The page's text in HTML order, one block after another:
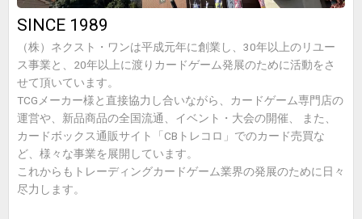
SINCE 1989
（株）ネクスト・ワンは平成元年に創業し、30年以上のリユー
ス事業と、20年以上に渡りカードゲーム発展のために活動をさ
せて頂いています。
TCGメーカー様と直接協力し合いながら、カードゲーム専門店の
運営や、新品商品の全国流通、イベント・大会の開催、 また、
カードボックス通販サイト「CBトレコロ」でのカード売買な
ど、様々な事業を展開しています。
これからもトレーディングカードゲーム業界の発展のために日々
尽力します。